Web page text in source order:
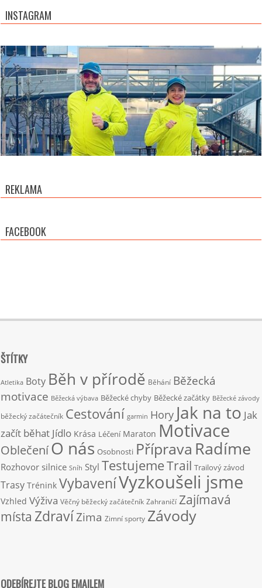
INSTAGRAM
REKLAMA
FACEBOOK
ŠTÍTKY
Atletika Boty Běh v přírodě Běhání Běžecká
motivace Běžecká výbava Běžecké chyby Běžecké začátky Běžecké závody
běžecký začátečník Cestování garmin Hory Jak na to Jak
začít běhat Jídlo Krása Léčení Maraton Motivace
OblečeníO nás Osobnosti Příprava Radíme
Rozhovor silnice Sníh Styl TestujemeTrail Trailový závod
Trasy Trénink VybaveníVyzkoušeli jsme
Vzhled Výživa Věčný běžecký začátečník Zahraničí Zajímavá
místa ZdravíZima Zimní sporty Závody
ODEBÍREJTE BLOG EMAILEM